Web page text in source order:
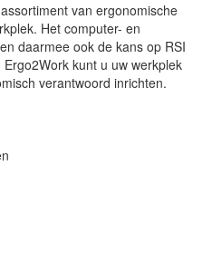
van ergonomische
Het computer- en
daarmee ook de kans op RSI
kunt u uw werkplek
verantwoord inrichten.